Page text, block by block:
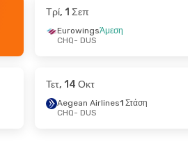
Τρί, 1 Σεπ
EurowingsΆμεση
CHQ- DUS
Τετ, 14 Οκτ
Aegean Airlines1 Στάση
CHQ- DUS